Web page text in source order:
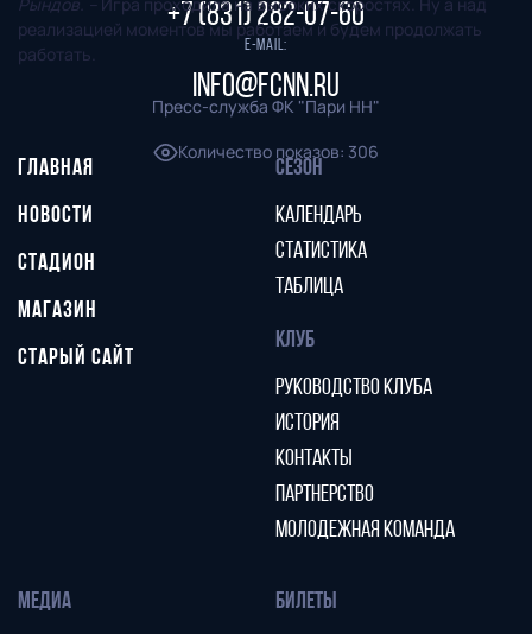
Рындов. – Игра проходила на высоких скоростях. Ну а над
реализацией моментов мы работаем и будем продолжать
работать.
Пресс-служба ФК "Пари НН"
Количество показов: 306
+7 (831) 282-07-60
E-mail:
info@fcnn.ru
ГЛАВНАЯ
НОВОСТИ
СТАДИОН
МАГАЗИН
СТАРЫЙ САЙТ
СЕЗОН
КАЛЕНДАРЬ
СТАТИСТИКА
ТАБЛИЦА
КЛУБ
РУКОВОДСТВО КЛУБА
ИСТОРИЯ
КОНТАКТЫ
ПАРТНЕРСТВО
МОЛОДЕЖНАЯ КОМАНДА
МЕДИА
БИЛЕТЫ